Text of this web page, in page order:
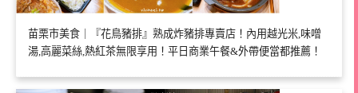
苗栗市美食｜『花鳥豬排』熟成炸豬排專賣店！內用越光米,味噌
湯,高麗菜絲,熱紅茶無限享用！平日商業午餐&外帶便當都推薦！